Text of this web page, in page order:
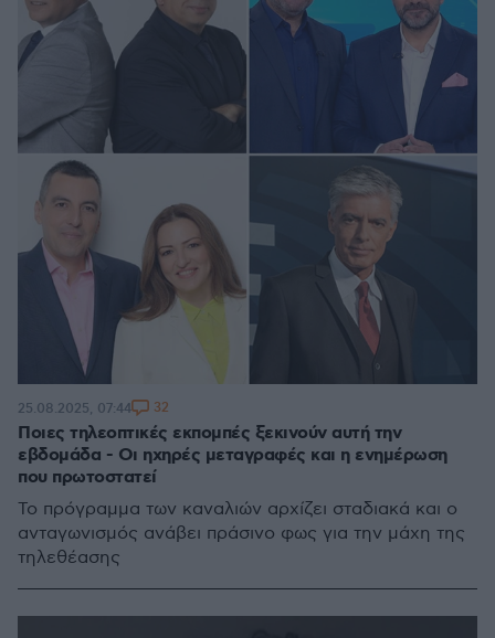
Ποιες τηλεοπτικές εκπομπές ξεκινούν αυτή την
εβδομάδα - Οι ηχηρές μεταγραφές και η ενημέρωση
που πρωτοστατεί
Το πρόγραμμα των καναλιών αρχίζει σταδιακά και ο
ανταγωνισμός ανάβει πράσινο φως για την μάχη της
τηλεθέασης
25.08.2025, 07:44 32